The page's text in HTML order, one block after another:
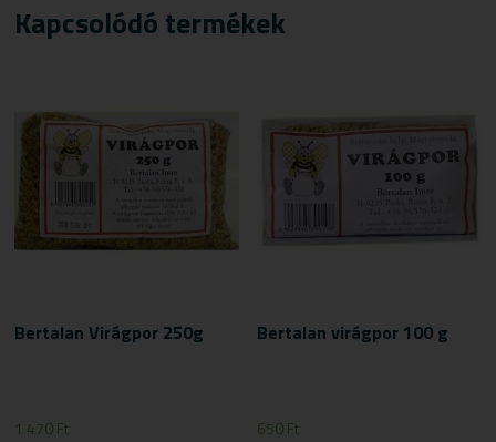
Kapcsolódó termékek
Bertalan Virágpor 250g
1 470Ft
Bertalan virágpor 100 g
650Ft